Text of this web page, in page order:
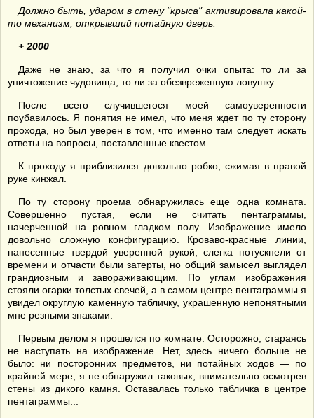
Должно быть, ударом в стену "крыса" активировала какой-
то механизм, открывший потайную дверь.
+ 2000
Даже не знаю, за что я получил очки опыта: то ли за
уничтожение чудовища, то ли за обезвреженную ловушку.
После всего случившегося моей самоуверенности
поубавилось. Я понятия не имел, что меня ждет по ту сторону
прохода, но был уверен в том, что именно там следует искать
ответы на вопросы, поставленные квестом.
К проходу я приблизился довольно робко, сжимая в правой
руке кинжал.
По ту сторону проема обнаружилась еще одна комната.
Совершенно пустая, если не считать пентаграммы,
начерченной на ровном гладком полу. Изображение имело
довольно сложную конфигурацию. Кроваво-красные линии,
нанесенные твердой уверенной рукой, слегка потускнели от
времени и отчасти были затерты, но общий замысел выглядел
грандиозным и завораживающим. По углам изображения
стояли огарки толстых свечей, а в самом центре пентаграммы я
увидел округлую каменную табличку, украшенную непонятными
мне резными знаками.
Первым делом я прошелся по комнате. Осторожно, стараясь
не наступать на изображение. Нет, здесь ничего больше не
было: ни посторонних предметов, ни потайных ходов — по
крайней мере, я не обнаружил таковых, внимательно осмотрев
стены из дикого камня. Оставалась только табличка в центре
пентаграммы...